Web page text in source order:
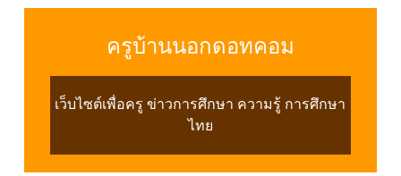
ครูบ้านนอกดอทคอม
เว็บไซต์เพื่อครู ข่าวการศึกษา ความรู้ การศึกษา
ไทย